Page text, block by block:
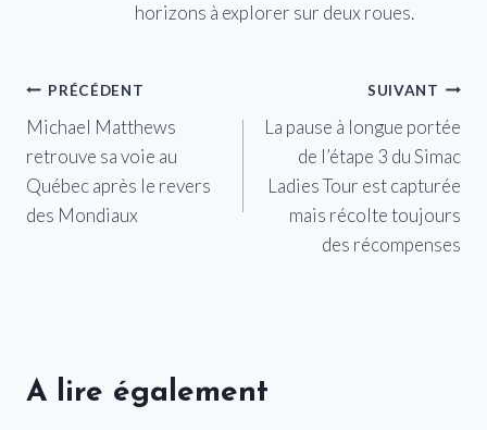
horizons à explorer sur deux roues.
Navigation
de
l’article
PRÉCÉDENT
Michael Matthews
retrouve sa voie au
Québec après le revers
des Mondiaux
SUIVANT
La pause à longue portée
de l’étape 3 du Simac
Ladies Tour est capturée
mais récolte toujours
des récompenses
A lire également